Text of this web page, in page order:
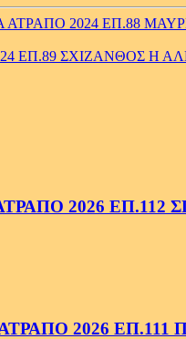
2024 ΕΠ.88
ΕΠ.89 ΣΧΙΖΑΝΘΟΣ Η
2026 ΕΠ.112
2026 ΕΠ.111